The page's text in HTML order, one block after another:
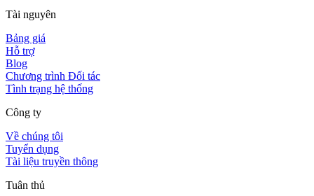
Tài nguyên
Bảng giá
Hỗ trợ
Blog
Chương trình Đối tác
Tình trạng hệ thống
Công ty
Về chúng tôi
Tuyển dụng
Tài liệu truyền thông
Tuân thủ